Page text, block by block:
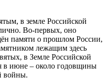
в земле Российской
Во-первых, оно
памяти о прошлом России,
лежащим здесь
в Земле Российской
в июне – около годовщины
войны.